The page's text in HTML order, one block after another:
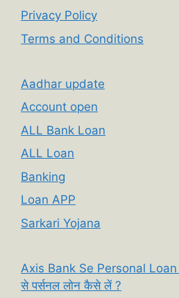
Privacy Policy
Terms and Conditions
Aadhar update
Account open
ALL Bank Loan
ALL Loan
Banking
Loan APP
Sarkari Yojana
Axis Bank Se Personal
से पर्सनल लोन कैसे लें ?